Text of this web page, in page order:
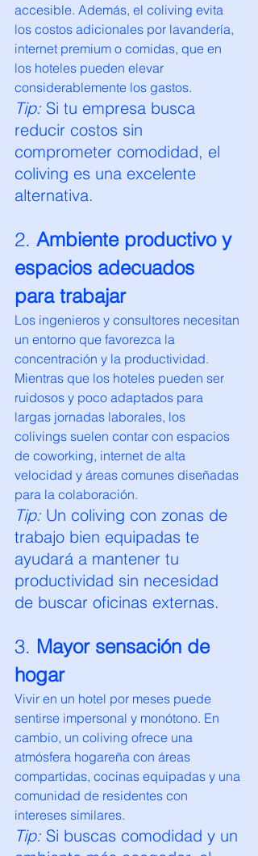
accesible. Además, el coliving evita
los costos adicionales por lavandería,
internet premium o comidas, que en
los hoteles pueden elevar
considerablemente los gastos.
Tip: Si tu empresa busca
reducir costos sin
comprometer comodidad, el
coliving es una excelente
alternativa.
2. Ambiente productivo y
espacios adecuados
para trabajar
Los ingenieros y consultores necesitan
un entorno que favorezca la
concentración y la productividad.
Mientras que los hoteles pueden ser
ruidosos y poco adaptados para
largas jornadas laborales, los
colivings suelen contar con espacios
de coworking, internet de alta
velocidad y áreas comunes diseñadas
para la colaboración.
Tip: Un coliving con zonas de
trabajo bien equipadas te
ayudará a mantener tu
productividad sin necesidad
de buscar oficinas externas.
3. Mayor sensación de
hogar
Vivir en un hotel por meses puede
sentirse impersonal y monótono. En
cambio, un coliving ofrece una
atmósfera hogareña con áreas
compartidas, cocinas equipadas y una
comunidad de residentes con
intereses similares.
Tip: Si buscas comodidad y un